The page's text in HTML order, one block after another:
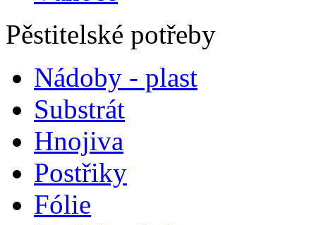
Pěstitelské potřeby
Nádoby - plast
Substrát
Hnojiva
Postřiky
Fólie